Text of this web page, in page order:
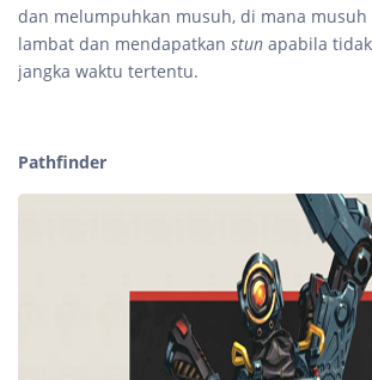
dan melumpuhkan musuh, di mana musuh
lambat dan mendapatkan stun apabila
jangka waktu tertentu.
Pathfinder